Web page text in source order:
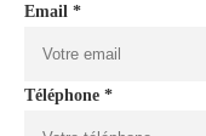
Email *
Téléphone *